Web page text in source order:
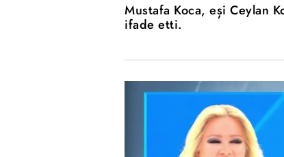
Mustafa Koca, eşi Ceylan
ifade etti.